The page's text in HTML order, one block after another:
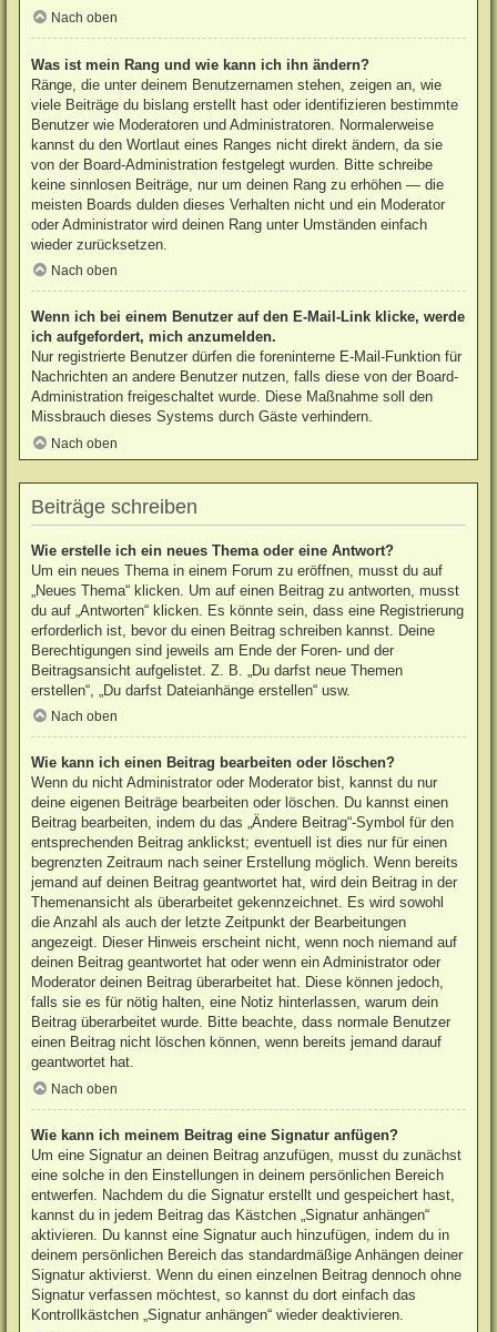
Nach oben
Was ist mein Rang und wie kann ich ihn ändern?
Ränge, die unter deinem Benutzernamen stehen, zeigen an, wie
viele Beiträge du bislang erstellt hast oder identifizieren bestimmte
Benutzer wie Moderatoren und Administratoren. Normalerweise
kannst du den Wortlaut eines Ranges nicht direkt ändern, da sie
von der Board-Administration festgelegt wurden. Bitte schreibe
keine sinnlosen Beiträge, nur um deinen Rang zu erhöhen — die
meisten Boards dulden dieses Verhalten nicht und ein Moderator
oder Administrator wird deinen Rang unter Umständen einfach
wieder zurücksetzen.
Nach oben
Wenn ich bei einem Benutzer auf den E-Mail-Link klicke, werde
ich aufgefordert, mich anzumelden.
Nur registrierte Benutzer dürfen die foreninterne E-Mail-Funktion für
Nachrichten an andere Benutzer nutzen, falls diese von der Board-
Administration freigeschaltet wurde. Diese Maßnahme soll den
Missbrauch dieses Systems durch Gäste verhindern.
Nach oben
Beiträge schreiben
Wie erstelle ich ein neues Thema oder eine Antwort?
Um ein neues Thema in einem Forum zu eröffnen, musst du auf
„Neues Thema“ klicken. Um auf einen Beitrag zu antworten, musst
du auf „Antworten“ klicken. Es könnte sein, dass eine Registrierung
erforderlich ist, bevor du einen Beitrag schreiben kannst. Deine
Berechtigungen sind jeweils am Ende der Foren- und der
Beitragsansicht aufgelistet. Z. B. „Du darfst neue Themen
erstellen“, „Du darfst Dateianhänge erstellen“ usw.
Nach oben
Wie kann ich einen Beitrag bearbeiten oder löschen?
Wenn du nicht Administrator oder Moderator bist, kannst du nur
deine eigenen Beiträge bearbeiten oder löschen. Du kannst einen
Beitrag bearbeiten, indem du das „Ändere Beitrag“-Symbol für den
entsprechenden Beitrag anklickst; eventuell ist dies nur für einen
begrenzten Zeitraum nach seiner Erstellung möglich. Wenn bereits
jemand auf deinen Beitrag geantwortet hat, wird dein Beitrag in der
Themenansicht als überarbeitet gekennzeichnet. Es wird sowohl
die Anzahl als auch der letzte Zeitpunkt der Bearbeitungen
angezeigt. Dieser Hinweis erscheint nicht, wenn noch niemand auf
deinen Beitrag geantwortet hat oder wenn ein Administrator oder
Moderator deinen Beitrag überarbeitet hat. Diese können jedoch,
falls sie es für nötig halten, eine Notiz hinterlassen, warum dein
Beitrag überarbeitet wurde. Bitte beachte, dass normale Benutzer
einen Beitrag nicht löschen können, wenn bereits jemand darauf
geantwortet hat.
Nach oben
Wie kann ich meinem Beitrag eine Signatur anfügen?
Um eine Signatur an deinen Beitrag anzufügen, musst du zunächst
eine solche in den Einstellungen in deinem persönlichen Bereich
entwerfen. Nachdem du die Signatur erstellt und gespeichert hast,
kannst du in jedem Beitrag das Kästchen „Signatur anhängen“
aktivieren. Du kannst eine Signatur auch hinzufügen, indem du in
deinem persönlichen Bereich das standardmäßige Anhängen deiner
Signatur aktivierst. Wenn du einen einzelnen Beitrag dennoch ohne
Signatur verfassen möchtest, so kannst du dort einfach das
Kontrollkästchen „Signatur anhängen“ wieder deaktivieren.